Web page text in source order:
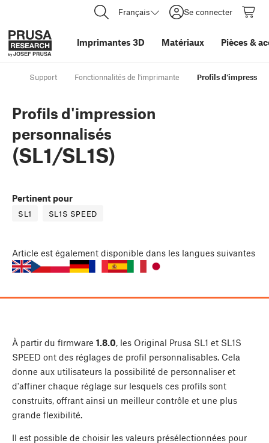
Français Se connecter
Imprimantes 3D Matériaux Pièces &
Support Fonctionnalités de l'imprimante Profils d'impression
Profils d'impression
personnalisés
(SL1/SL1S)
Pertinent pour
SL1 SL1S SPEED
Article est également disponible dans les langues suivantes
À partir du firmware 1.8.0, les Original Prusa SL1 et SL1S
SPEED ont des réglages de profil personnalisables. Cela
donne aux utilisateurs la possibilité de personnaliser et
d'affiner chaque réglage sur lesquels ces profils sont
construits, offrant ainsi un meilleur contrôle et une plus
grande flexibilité.
Il est possible de choisir les valeurs présélectionnées pour